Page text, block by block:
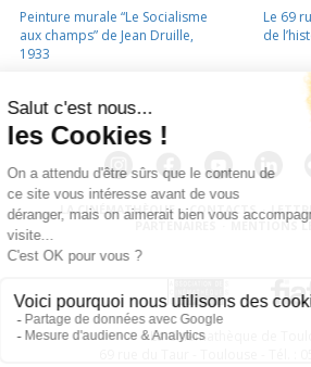
Peinture murale “Le Socialisme
aux champs” de Jean Druille,
1933
Le 69
de
LA CINÉMATHÈQUE · CONTACTS ·
PARTENAIRES · MENTIONS
La Cinémathèque de